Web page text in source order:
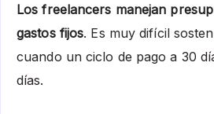
Los freelancers manejan
gastos fijos. Es muy difícil
cuando un ciclo de pago a 30
días.